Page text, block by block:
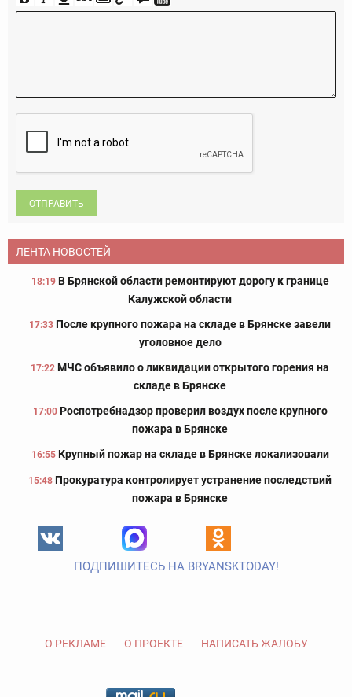
ОТПРАВИТЬ
ЛЕНТА НОВОСТЕЙ
18:19 В Брянской области ремонтируют дорогу к границе
Калужской области
17:33 После крупного пожара на складе в Брянске завели
уголовное дело
17:22 МЧС объявило о ликвидации открытого горения на
складе в Брянске
17:00 Роспотребнадзор проверил воздух после крупного
пожара в Брянске
16:55 Крупный пожар на складе в Брянске локализовали
15:48 Прокуратура контролирует устранение последствий
пожара в Брянске
ПОДПИШИТЕСЬ НА BRYANSKTODAY!
О РЕКЛАМЕ О ПРОЕКТЕ НАПИСАТЬ ЖАЛОБУ